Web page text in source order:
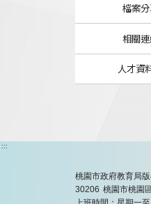
檔案
相關
人才資
:::
桃園市政府教育局
30206 桃園市桃園